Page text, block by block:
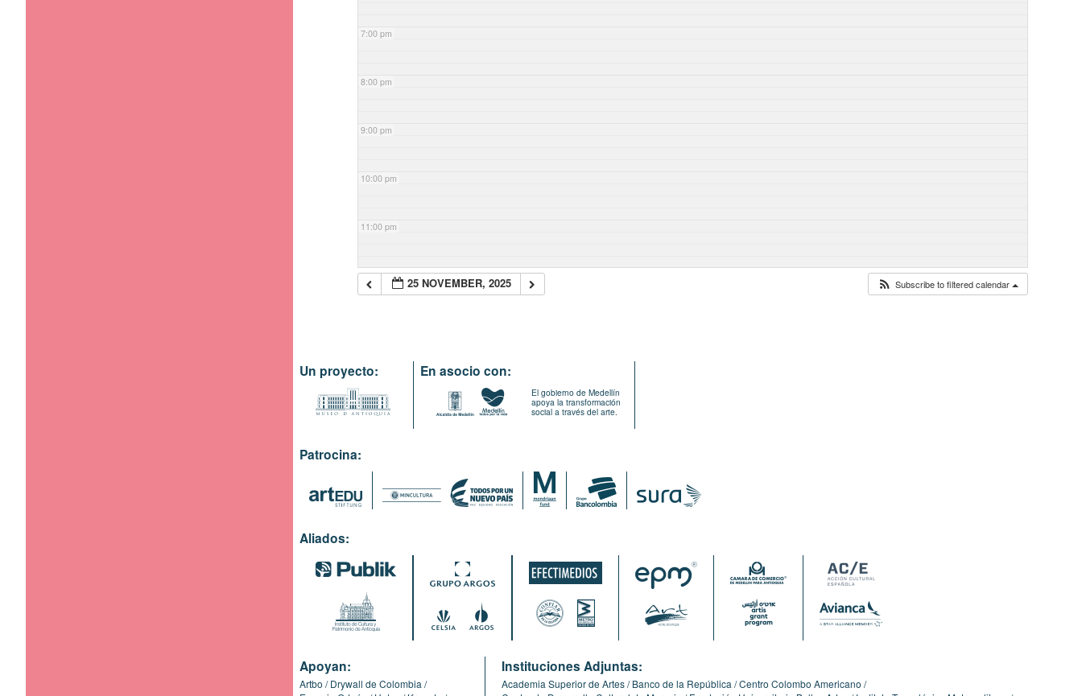
7:00 pm
8:00 pm
9:00 pm
10:00 pm
11:00 pm
25 NOVEMBER, 2025 Subscribe to filtered calendar
Un proyecto: En asocio con:
El gobierno de Medellín
apoya la transformación
social a través del arte.
Patrocina:
Aliados:
Apoyan:
Artbo
Drywall de Colombia
Instituciones Adjuntas:
Academia Superior de Artes Banco de la República Centro Colombo Americano